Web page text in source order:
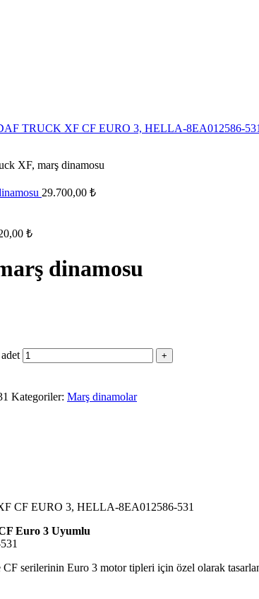
XF, marş dinamosu
29.700,00 ₺
₺
dinamosu
Kategoriler: Marş dinamolar
CF EURO 3, HELLA-8EA012586-531
Euro 3 Uyumlu
serilerinin Euro 3 motor tipleri için özel olarak